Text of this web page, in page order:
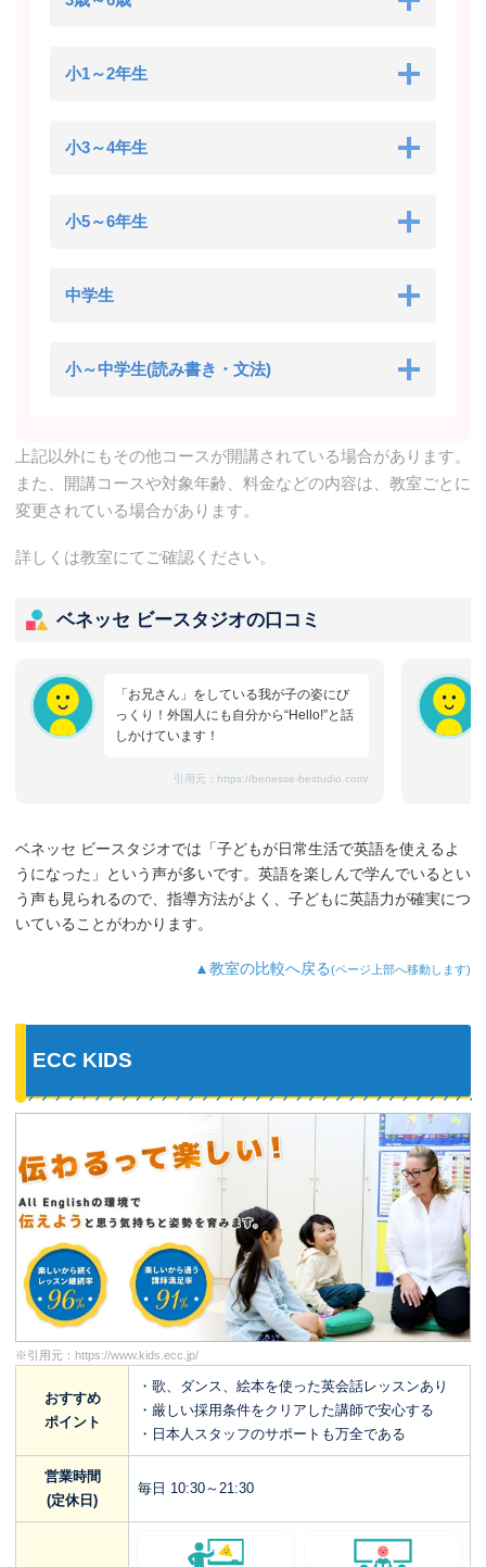
小1～2年生
小3～4年生
小5～6年生
中学生
小～中学生(読み書き・文法)
上記以外にもその他コースが開講されている場合があります。
また、開講コースや対象年齢、料金などの内容は、教室ごとに
変更されている場合があります。
詳しくは教室にてご確認ください。
ベネッセ ビースタジオの口コミ
「お兄さん」をしている我が子の姿にび
っくり！外国人にも自分から“Hello!”と話
しかけています！
引用元： https://benesse-bestudio.com/
ベネッセ ビースタジオでは「子どもが日常生活で英語を使えるよ
うになった」という声が多いです。英語を楽しんで学んでいるとい
う声も見られるので、指導方法がよく、子どもに英語力が確実につ
いていることがわかります。
▲教室の比較へ戻る(ページ上部へ移動します)
ECC KIDS
※引用元： https://www.kids.ecc.jp/
おすすめ
ポイント
・歌、ダンス、絵本を使った英会話レッスンあり
・厳しい採用条件をクリアした講師で安心する
・日本人スタッフのサポートも万全である
営業時間
(定休日)
毎日 10:30～21:30